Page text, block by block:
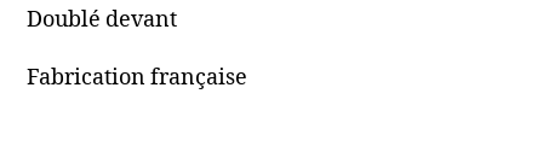
Doublé devant
Fabrication française